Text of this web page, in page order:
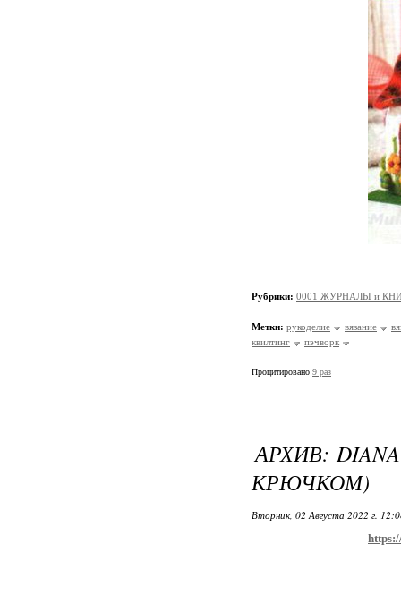
Рубрики: 0001 ЖУРНАЛЫ и
Метки: рукоделие вязание
квилтинг
пэчворк
Процитировано 9 раз
АРХИВ:
КРЮЧКОМ)
Вторник, 02 Августа 2022 г.